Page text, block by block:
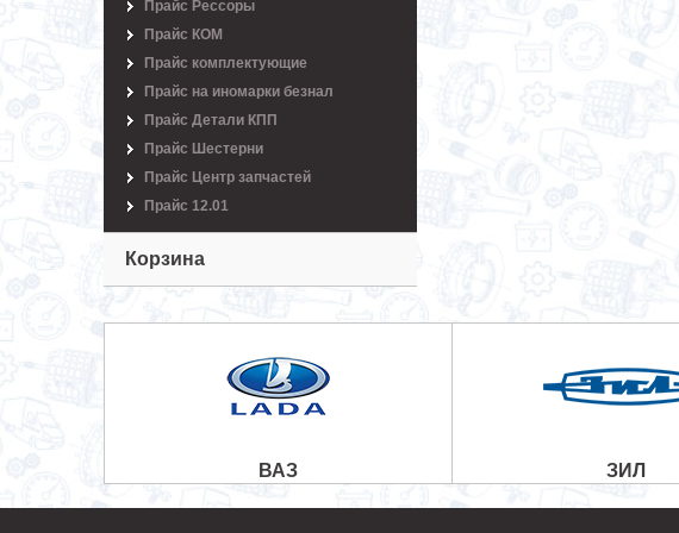
Прайс Рессоры
Прайс КОМ
Прайс комплектующие
Прайс на иномарки безнал
Прайс Детали КПП
Прайс Шестерни
Прайс Центр запчастей
Прайс 12.01
Корзина
ВАЗ ЗИЛ